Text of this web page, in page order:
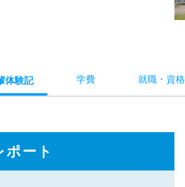
体験記 学費 就職・ 資格
ポート